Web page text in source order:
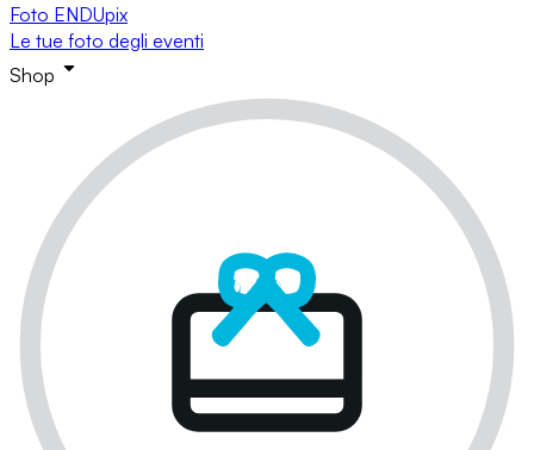
Foto ENDUpix
Le tue foto degli eventi
Shop